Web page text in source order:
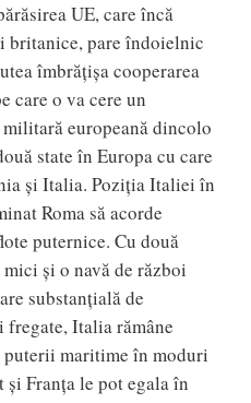
UE, care încă
pare îndoielnic
îmbrățișa cooperarea
care o va cere un
europeană dincolo
state în Europa cu care
și Italia. Poziția Italiei în
Roma să acorde
puternice. Cu două
și o navă de război
substanțială de
fregate, Italia rămâne
puterii maritime în moduri
și Franța le pot egala în